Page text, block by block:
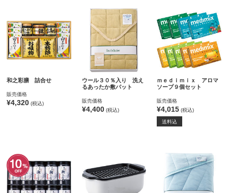
和之彩膳 詰合せ
販売価格
¥4,320 (税込)
ウール３０％入り 洗え
るあったか敷パット
販売価格
¥4,400(税込)
ｍｅｄｉｍｉｘ アロマ
ソープ９個セット
販売価格
¥4,015 (税込)
送料込